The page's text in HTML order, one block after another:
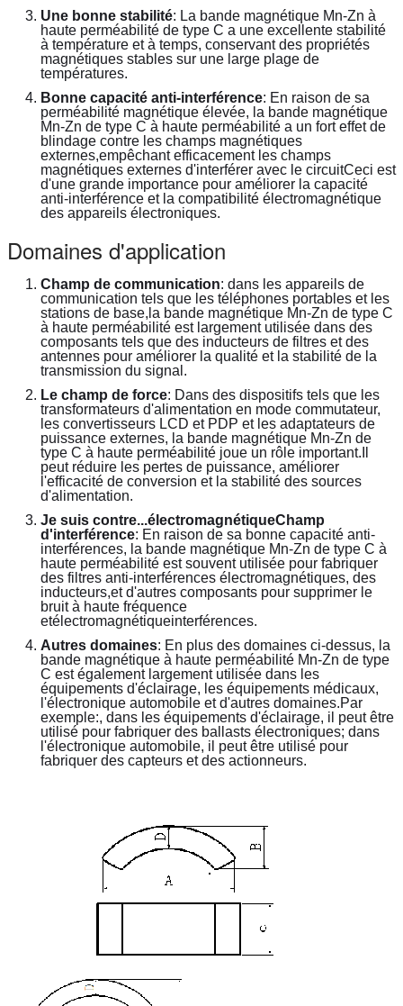
Une bonne stabilité: La bande magnétique Mn-Zn à
haute perméabilité de type C a une excellente stabilité
à température et à temps, conservant des propriétés
magnétiques stables sur une large plage de
températures.
Bonne capacité anti-interférence: En raison de sa
perméabilité magnétique élevée, la bande magnétique
Mn-Zn de type C à haute perméabilité a un fort effet de
blindage contre les champs magnétiques
externes,empêchant efficacement les champs
magnétiques externes d'interférer avec le circuitCeci est
d'une grande importance pour améliorer la capacité
anti-interférence et la compatibilité électromagnétique
des appareils électroniques.
Domaines d'application
Champ de communication: dans les appareils de
communication tels que les téléphones portables et les
stations de base,la bande magnétique Mn-Zn de type C
à haute perméabilité est largement utilisée dans des
composants tels que des inducteurs de filtres et des
antennes pour améliorer la qualité et la stabilité de la
transmission du signal.
Le champ de force: Dans des dispositifs tels que les
transformateurs d'alimentation en mode commutateur,
les convertisseurs LCD et PDP et les adaptateurs de
puissance externes, la bande magnétique Mn-Zn de
type C à haute perméabilité joue un rôle important.Il
peut réduire les pertes de puissance, améliorer
l'efficacité de conversion et la stabilité des sources
d'alimentation.
Je suis contre...électromagnétiqueChamp
d'interférence: En raison de sa bonne capacité anti-
interférences, la bande magnétique Mn-Zn de type C à
haute perméabilité est souvent utilisée pour fabriquer
des filtres anti-interférences électromagnétiques, des
inducteurs,et d'autres composants pour supprimer le
bruit à haute fréquence
etélectromagnétiqueinterférences.
Autres domaines: En plus des domaines ci-dessus, la
bande magnétique à haute perméabilité Mn-Zn de type
C est également largement utilisée dans les
équipements d'éclairage, les équipements médicaux,
l'électronique automobile et d'autres domaines.Par
exemple:, dans les équipements d'éclairage, il peut être
utilisé pour fabriquer des ballasts électroniques; dans
l'électronique automobile, il peut être utilisé pour
fabriquer des capteurs et des actionneurs.